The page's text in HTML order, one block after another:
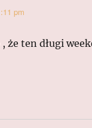
pm
że ten długi